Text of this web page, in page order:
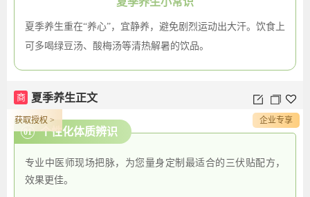
夏季养生重在“养心”，宜静养，避免剧烈运动出大汗。饮食上
可多喝绿豆汤、酸梅汤等清热解暑的饮品。
商 夏季养生正文
01 个性化体质辨识
专业中医师现场把脉，为您量身定制最适合的三伏贴配方，
效果更佳。
获取授权 > 企业专享